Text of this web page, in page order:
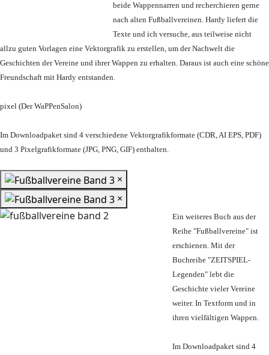
beide Wappennarren und recherchieren gerne
nach alten Fußballvereinen. Hardy liefert die
Texte und ich versuche, aus teilweise nicht
allzu guten Vorlagen eine Vektorgrafik zu erstellen, um der Nachwelt die
Geschichten der Vereine und ihrer Wappen zu erhalten. Daraus ist auch eine schöne
Freundschaft mit Hardy entstanden.
pixel (Der WaPPenSalon)
Im Downloadpaket sind 4 verschiedene Vektorgrafikformate (CDR, AI EPS, PDF)
und 3 Pixelgrafikformate (JPG, PNG, GIF) enthalten.
×
×
Ein weiteres Buch aus der
Reihe "Fußballvereine" ist
erschienen. Mit der
Buchreihe "ZEITSPIEL-
Legenden" lebt die
Geschichte vieler Vereine
weiter. In Textform und in
ihren vielfältigen Wappen.
Im Downloadpaket sind 4